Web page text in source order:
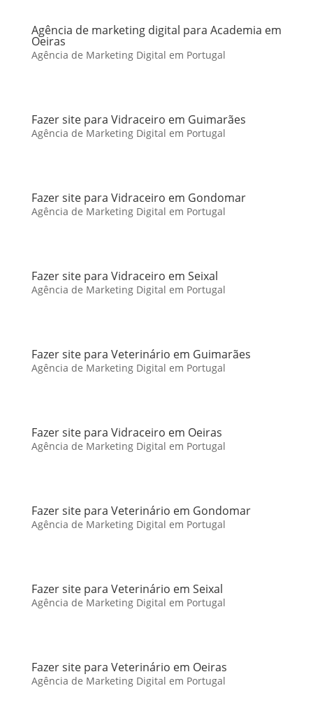
Agência de marketing digital para Academia em
Oeiras
Agência de Marketing Digital em Portugal
Fazer site para Vidraceiro em Guimarães
Agência de Marketing Digital em Portugal
Fazer site para Vidraceiro em Gondomar
Agência de Marketing Digital em Portugal
Fazer site para Vidraceiro em Seixal
Agência de Marketing Digital em Portugal
Fazer site para Veterinário em Guimarães
Agência de Marketing Digital em Portugal
Fazer site para Vidraceiro em Oeiras
Agência de Marketing Digital em Portugal
Fazer site para Veterinário em Gondomar
Agência de Marketing Digital em Portugal
Fazer site para Veterinário em Seixal
Agência de Marketing Digital em Portugal
Fazer site para Veterinário em Oeiras
Agência de Marketing Digital em Portugal